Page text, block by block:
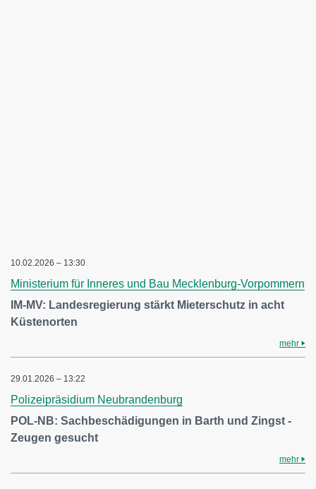
10.02.2026 – 13:30
Ministerium für Inneres und Bau Mecklenburg-Vorpommern
IM-MV: Landesregierung stärkt Mieterschutz in acht
Küstenorten
mehr
29.01.2026 – 13:22
Polizeipräsidium Neubrandenburg
POL-NB: Sachbeschädigungen in Barth und Zingst -
Zeugen gesucht
mehr